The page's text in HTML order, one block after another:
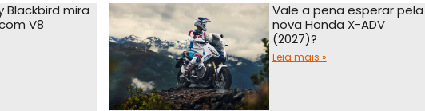
Blackbird mira
V8
Vale a pena esperar pela
nova Honda X-ADV
(2027)?
Leia mais »